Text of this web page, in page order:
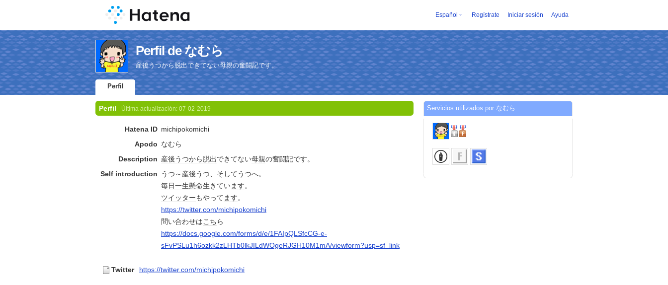
Español Regístrate Iniciar sesión Ayuda
Perfil de なむら
産後うつから脱出できてない母親の奮闘記です。
Perfil
Perfil Última actualización: 07-02-2019
Hatena ID michipokomichi
Apodo なむら
Description 産後うつから脱出できてない母親の奮闘記です。
Self introduction
うつ ～ 産後うつ、そしてうつへ。
毎日一生懸命生きています。
ツイッターもやってます。
https://twitter.com/michipokomichi
問い合わせはこちら
https://docs.google.com/forms/d/e/1FAIpQLSfcCG-e-
sFvPSLu1h6ozkk2zLHTb0lkJILdWOgeRJGH10M1mA/viewform?usp=sf_link
Twitter https://twitter.com/michipokomichi
Servicios utilizados por なむら